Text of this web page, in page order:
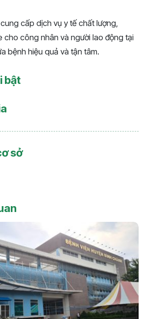
cấp dịch vụ y tế chất lượng,
cho công nhân và người lao động tại
bệnh hiệu quả và tận tâm.
bật
sở